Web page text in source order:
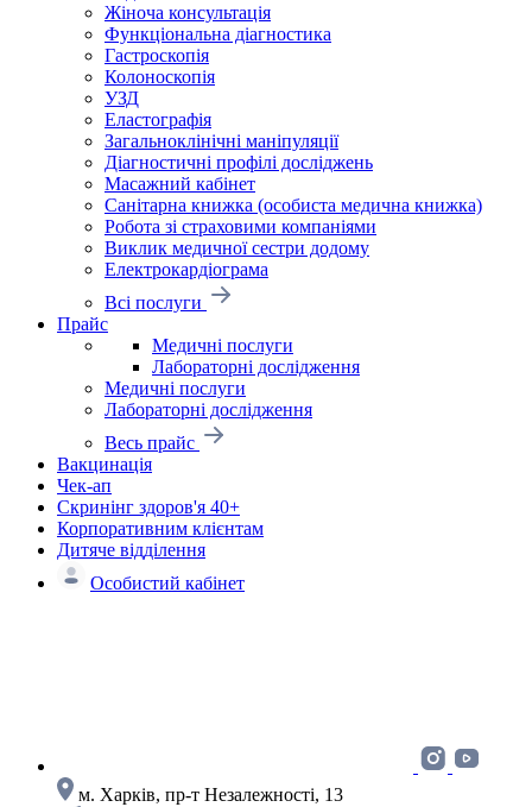
Жіноча консультація
Функціональна діагностика
Гастроскопія
Колоноскопія
УЗД
Еластографія
Загальноклінічні маніпуляції
Діагностичні профілі досліджень
Масажний кабінет
Санітарна книжка (особиста медична книжка)
Робота зі страховими компаніями
Виклик медичної сестри додому
Електрокардіограма
Всі послуги
Прайс
Медичні послуги
Лабораторні дослідження
Медичні послуги
Лабораторні дослідження
Весь прайс
Вакцинація
Чек-ап
Скринінг здоров'я 40+
Корпоративним клієнтам
Дитяче відділення
Особистий кабінет
м. Харків, пр-т Незалежності, 13